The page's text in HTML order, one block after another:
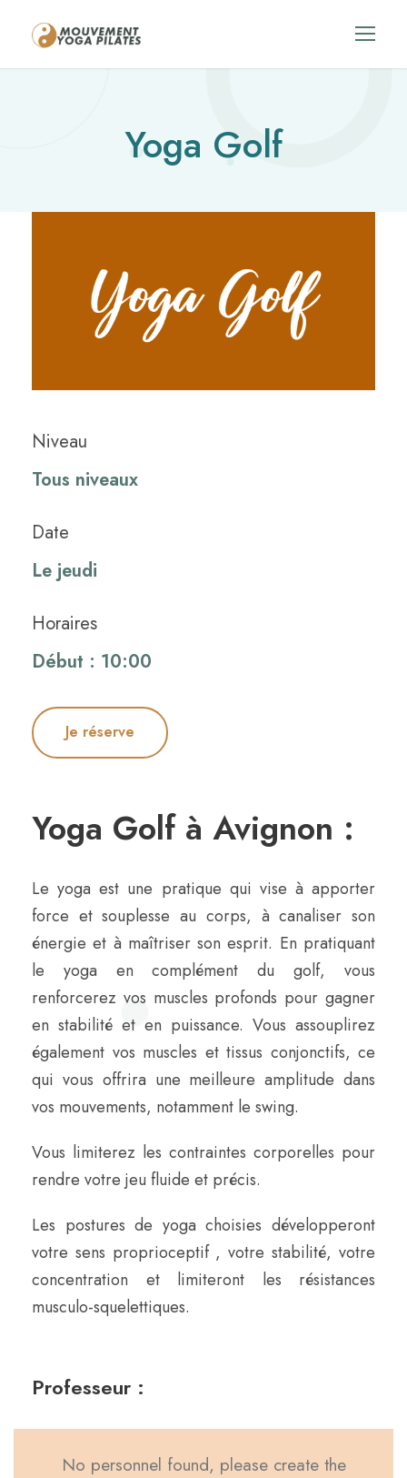
Yoga Golf
Niveau
Tous niveaux
Date
Le jeudi
Horaires
Début : 10:00
Je réserve
Yoga Golf à Avignon :
Le yoga est une pratique qui vise à apporter
force et souplesse au corps, à canaliser son
énergie et à maîtriser son esprit. En pratiquant
le yoga en complément du golf, vous
renforcerez vos muscles profonds pour gagner
en stabilité et en puissance. Vous assouplirez
également vos muscles et tissus conjonctifs, ce
qui vous offrira une meilleure amplitude dans
vos mouvements, notamment le swing.
Vous limiterez les contraintes corporelles pour
rendre votre jeu fluide et précis.
Les postures de yoga choisies développeront
votre sens proprioceptif , votre stabilité, votre
concentration et limiteront les résistances
musculo-squelettiques.
Professeur :
No personnel found, please create the